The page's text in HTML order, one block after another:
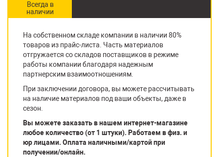
Всегда в
наличии
На собственном складе компании в наличии 80%
товаров из прайс-листа. Часть материалов
отгружается со складов поставщиков в режиме
работы компании благодаря надежным
партнерским взаимоотношениям.
При заключении договора, вы можете рассчитывать
на наличие материалов под ваши объекты, даже в
сезон.
Вы можете заказать в нашем интернет-магазине
любое количество (от 1 штуки). Работаем в физ. и
юр лицами. Оплата наличными/картой при
получении/онлайн.